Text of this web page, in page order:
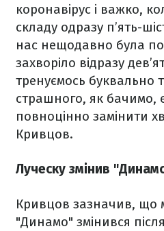
коронавірус і важко,
складу одразу п’ять-
нас нещодавно була
захворіло відразу
тренуємось буквально
страшного, як бачимо,
повноцінно замінити
Кривцов.
Луческу змінив
Кривцов зазначив, що
"Динамо" змінився